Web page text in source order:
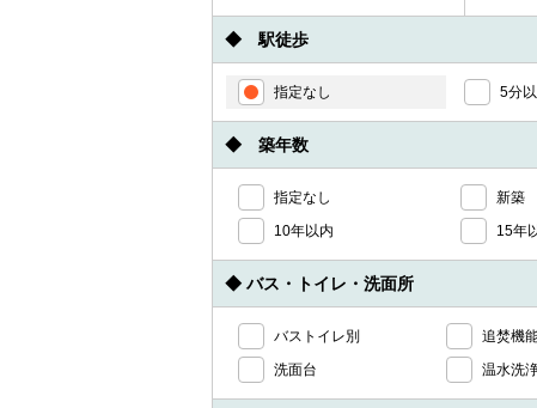
◆ 駅徒歩
指定なし 5分
◆ 築年数
指定なし 新築
10年以内
15年
◆ バス・トイレ・洗面所
バストイレ別 追焚機
洗面台
温水洗